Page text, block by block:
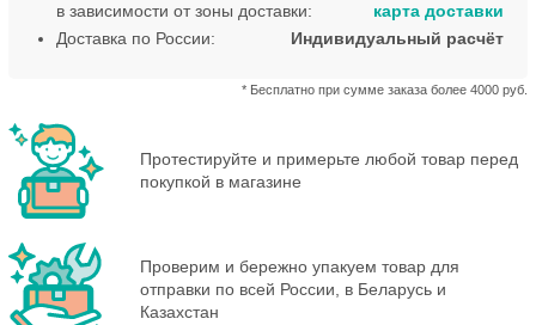
в зависимости от зоны доставки:
* Бесплатно при сумме заказа более 4000 руб.
карта доставки
Доставка по России:
Индивидуальный расчёт
Протестируйте и примерьте любой товар перед
покупкой в магазине
Проверим и бережно упакуем товар для
отправки по всей России, в Беларусь и
Казахстан